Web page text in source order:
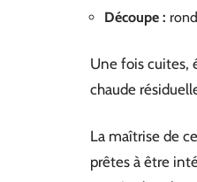
Découpe :
Une fois cuites,
chaude
La maîtrise de
prêtes à être